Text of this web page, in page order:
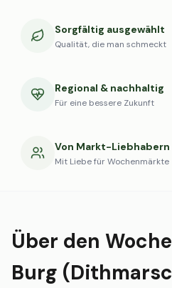
Sorgfältig ausgewählt
Qualität, die man schmeckt
Regional & nachhaltig
Für eine bessere Zukunft
Von Markt-Liebhabern
Mit Liebe für Wochenmärkte
Über den
Burg